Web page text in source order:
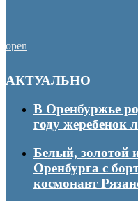
open
АКТУАЛЬНО
В Оренбуржье
году жеребенок
Белый, золотой
Оренбурга с
космонавт